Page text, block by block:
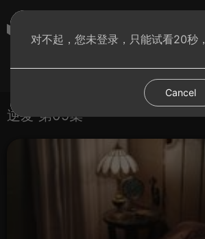
逆爱 第09集
对不起，您未登录，只能试看20秒
Cancel